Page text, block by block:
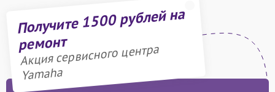
Получите 1500 рублей на
ремонт
Акция сервисного центра
Yamaha